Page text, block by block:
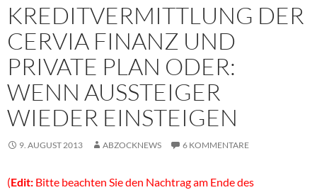
KREDITVERMITTLUNG DER
CERVIA FINANZ UND
PRIVATE PLAN ODER:
WENN AUSSTEIGER
WIEDER EINSTEIGEN
9. AUGUST 2013 ABZOCKNEWS 6 KOMMENTARE
(Edit: Bitte beachten Sie den Nachtrag am Ende des